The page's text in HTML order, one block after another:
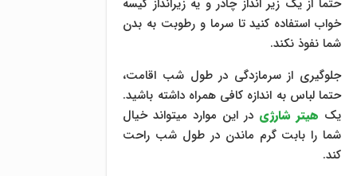
حتما از یک زیر انداز چادر و یه زیرانداز کیسه
خواب استفاده کنید تا سرما و رطوبت به بدن
شما نفوذ نکند.
جلوگیری از سرمازدگی در طول شب اقامت،
حتما لباس به اندازه کافی همراه داشته باشید.
یک هیتر شارژی در این موارد میتواند خیال
شما را بابت گرم ماندن در طول شب راحت
کند.